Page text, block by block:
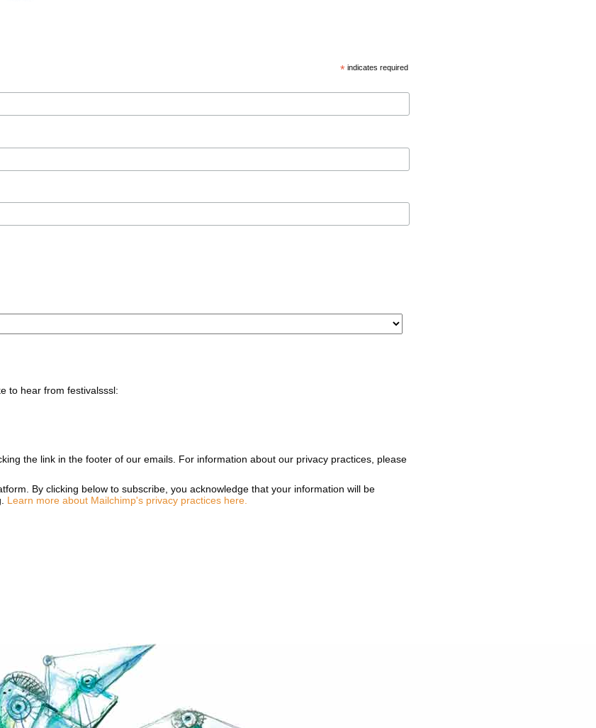
*indicates required
to hear from festivalsssl:
the link in the footer of our emails. For information about our privacy practices, please
By clicking below to subscribe, you acknowledge that your information will be
Learn more about Mailchimp's privacy practices here.